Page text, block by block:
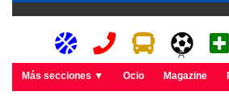
A
Más secciones ▼ Ocio Magazine